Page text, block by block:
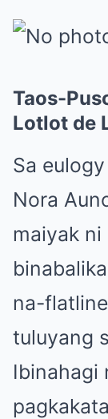
Taos-
Lotlot de
Sa
Nora
maiyak
na-
tuluyang
Ibinahagi